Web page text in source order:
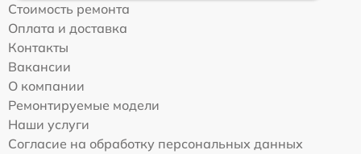
Стоимость ремонта
Оплата и доставка
Контакты
Вакансии
О компании
Ремонтируемые модели
Наши услуги
Согласие на обработку персональных данных